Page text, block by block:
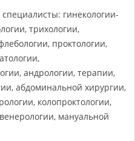
гинекологии-
трихологии,
проктологии,
андрологии, терапии,
абдоминальной хирургии,
колопроктологии,
мануальной